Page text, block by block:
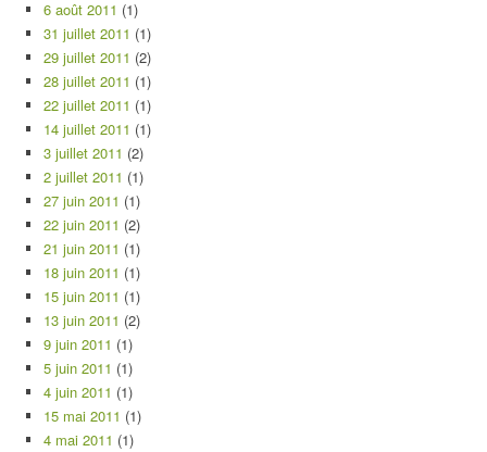
6 août 2011 (1)
31 juillet 2011 (1)
29 juillet 2011 (2)
28 juillet 2011 (1)
22 juillet 2011 (1)
14 juillet 2011 (1)
3 juillet 2011 (2)
2 juillet 2011 (1)
27 juin 2011 (1)
22 juin 2011 (2)
21 juin 2011 (1)
18 juin 2011 (1)
15 juin 2011 (1)
13 juin 2011 (2)
9 juin 2011 (1)
5 juin 2011 (1)
4 juin 2011 (1)
15 mai 2011 (1)
4 mai 2011 (1)